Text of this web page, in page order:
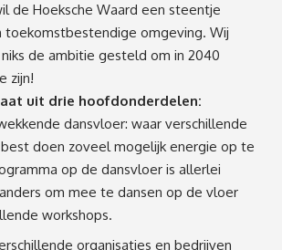
de Hoeksche Waard een steentje
toekomstbestendige omgeving. Wij
de ambitie gesteld om in 2040
zijn!
uit drie hoofdonderdelen:
dansvloer: waar verschillende
doen zoveel mogelijk energie op te
op de dansvloer is allerlei
om mee te dansen op de vloer
workshops.
organisaties en bedrijven